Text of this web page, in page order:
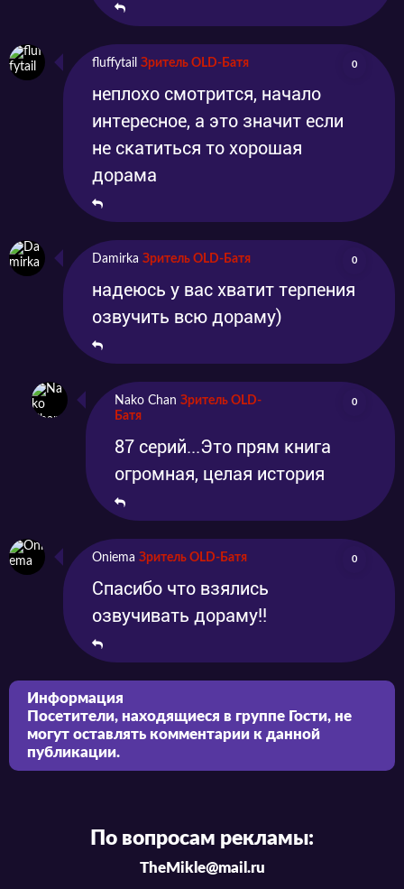
fluffytail Зритель OLD-Батя 0
неплохо смотрится, начало
интересное, а это значит если
не скатиться то хорошая
дорама
Damirka Зритель OLD-Батя 0
надеюсь у вас хватит терпения
озвучить всю дораму)
Nako Chan Зритель OLD-
Батя
0
87 серий...Это прям книга
огромная, целая история
Oniema Зритель OLD-Батя 0
Спасибо что взялись
озвучивать дораму!!
Информация
Посетители, находящиеся в группе Гости, не
могут оставлять комментарии к данной
публикации.
По вопросам рекламы:
TheMikle@mail.ru